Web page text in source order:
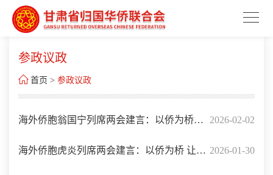
参政议政
 首页 > 参政议政
2026-02-02
海外侨胞翁国宁列席两会建言：以侨为桥，
推动创新资源与特色产业精准对接 2026-01-30
海外侨胞虎炎列席两会建言：以侨为桥 让优